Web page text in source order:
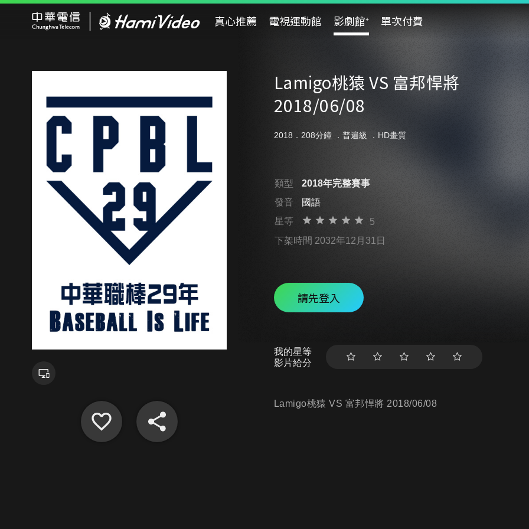
真心推薦 電視運動館 影劇館⁺ 單次付費
Lamigo桃猿 VS 富邦悍將
2018/06/08
2018．208分鐘 ． 普遍級 ．HD畫質
類型
2018年完整賽事
發音
國語
星等
5
下架時間 2032年12月31日
請先登入
我的星等
影片給分
Lamigo桃猿 VS 富邦悍將 2018/06/08